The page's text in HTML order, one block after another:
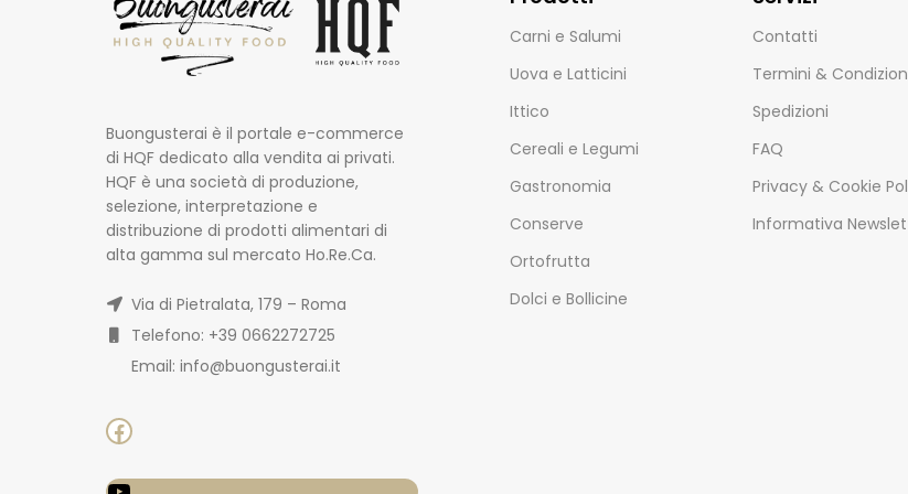
Buongusterai è il portale e-commerce
di HQF dedicato alla vendita ai privati.
HQF è una società di produzione,
selezione, interpretazione e
distribuzione di prodotti alimentari di
alta gamma sul mercato Ho.Re.Ca.
Via di Pietralata, 179 – Roma
Telefono: +39 0662272725
Email: info@buongusterai.it
Carni e Salumi
Uova e Latticini
Ittico
Cereali e Legumi
Gastronomia
Conserve
Ortofrutta
Dolci e Bollicine
Contatti
Termini &
Spedizioni
FAQ
Privacy & Cookie
Informativa